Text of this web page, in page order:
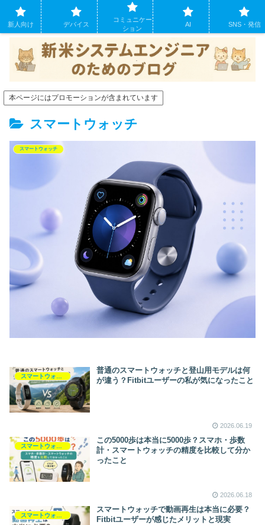
システムエンジニアになったばかりの方のために。現場でよくあるパソコンの
トラブルも
本ページにはプロモーションが含まれています
スマートウォッチ
スマートウォッチ
普通のスマートウォッチと登山用モデルは何
が違う？Fitbitユーザーの私が気になったこと
2026.06.19
この5000歩は本当に5000歩？スマホ・歩数
計・スマートウォッチの精度を比較して分か
ったこと
2026.06.18
スマートウォッチ
スマートウォッチで動画再生は本当に必要？
Fitbitユーザーが感じたメリットと現実
新人向け デバイス
コミュニケー
ション
AI SNS・発信